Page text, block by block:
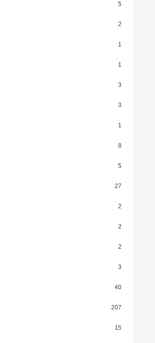
5
2
1
1
3
3
1
8
5
27
2
2
2
3
40
207
15